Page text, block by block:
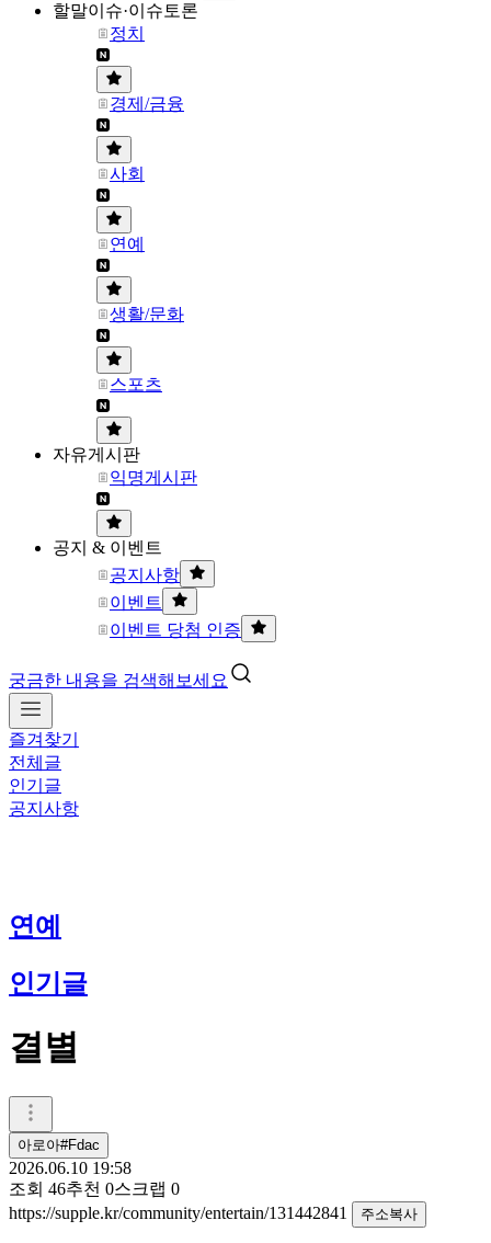
할말이슈·이슈토론
정치
경제/금융
사회
연예
생활/문화
스포츠
자유게시판
익명게시판
공지 & 이벤트
공지사항
이벤트
이벤트 당첨 인증
궁금한 내용을 검색해보세요
즐겨찾기
전체글
인기글
공지사항
연예
인기글
결별
아로아#Fdac
2026.06.10 19:58
조회 46추천 0스크랩 0
https://supple.kr/community/entertain/131442841
주소복사